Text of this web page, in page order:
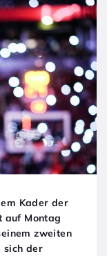
Kader der
auf Montag
zweiten
sich der